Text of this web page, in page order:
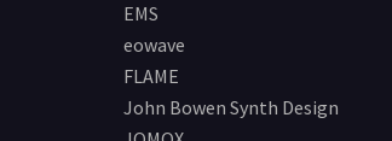
EMS
eowave
FLAME
John Bowen Synth Design